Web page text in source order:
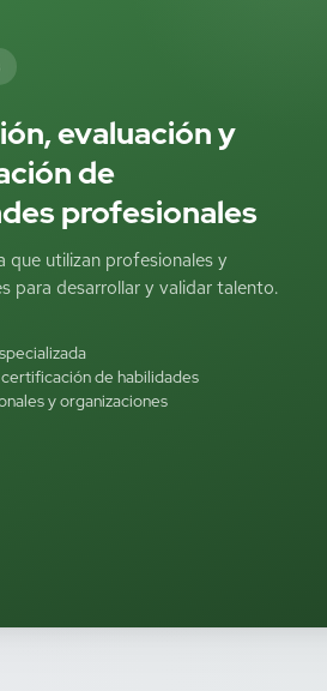
evaluación y
de
profesionales
que utilizan profesionales y
para desarrollar y validar talento.
certificación de habilidades
y organizaciones